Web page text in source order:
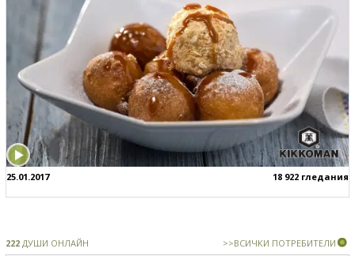
25.01.2017 18 922 гледания
222 ДУШИ ОНЛАЙН >>ВСИЧКИ ПОТРЕБИТЕЛИ